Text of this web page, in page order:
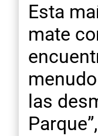
Esta
mate
las